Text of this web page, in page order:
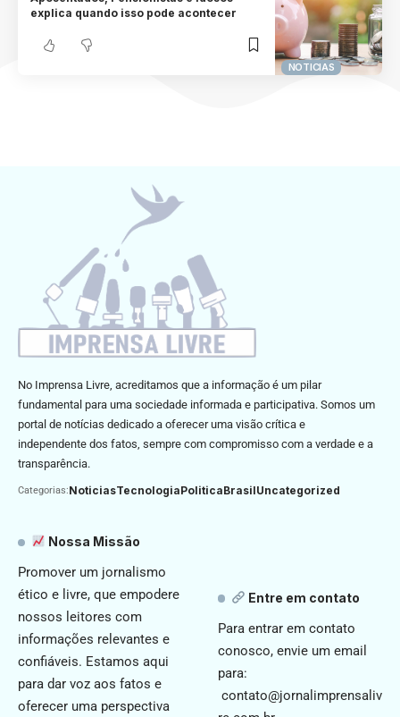
NOTICIAS
explica quando isso pode acontecer
No Imprensa Livre, acreditamos que a informação é um pilar
fundamental para uma sociedade informada e participativa. Somos um
portal de notícias dedicado a oferecer uma visão crítica e
independente dos fatos, sempre com compromisso com a verdade e a
transparência.
Categorias:NoticiasTecnologiaPoliticaBrasilUncategorized
Nossa Missão
Promover um jornalismo
ético e livre, que empodere
nossos leitores com
informações relevantes e
confiáveis. Estamos aqui
para dar voz aos fatos e
oferecer uma perspectiva
Entre em contato
Para entrar em contato
conosco, envie um email
para:
contato@jornalimprensaliv